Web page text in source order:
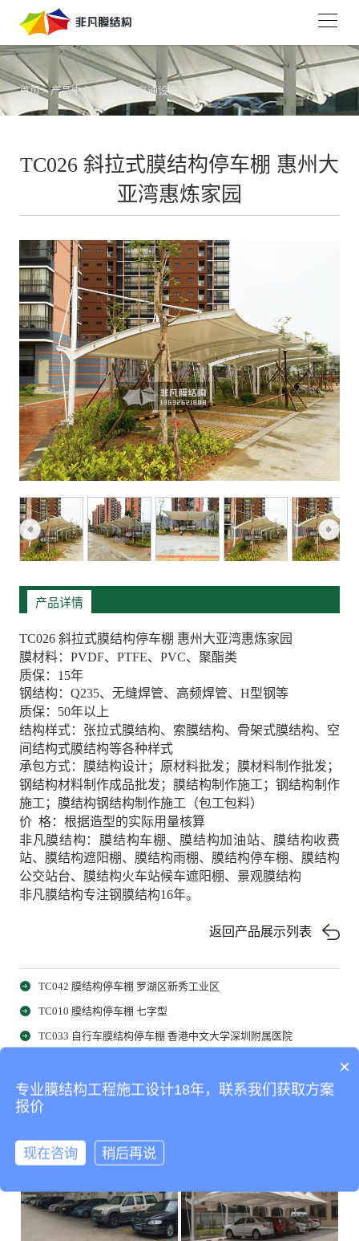
首页>产品中心 停车棚/交通设施膜结构
TC026 斜拉式膜结构停车棚 惠州大
亚湾惠炼家园
产品详情
TC026 斜拉式膜结构停车棚 惠州大亚湾惠炼家园
膜材料：PVDF、PTFE、PVC、聚酯类
质保：15年
钢结构：Q235、无缝焊管、高频焊管、H型钢等
质保：50年以上
结构样式：张拉式膜结构、索膜结构、骨架式膜结构、空
间结构式膜结构等各种样式
承包方式：膜结构设计；原材料批发；膜材料制作批发；
钢结构材料制作成品批发；膜结构制作施工；钢结构制作
施工；膜结构钢结构制作施工（包工包料）
价 格：根据造型的实际用量核算
非凡膜结构：膜结构车棚、膜结构加油站、膜结构收费
站、膜结构遮阳棚、膜结构雨棚、膜结构停车棚、膜结构
公交站台、膜结构火车站候车遮阳棚、景观膜结构
非凡膜结构专注钢膜结构16年。
返回产品展示列表
TC042 膜结构停车棚 罗湖区新秀工业区
TC010 膜结构停车棚 七字型
TC033 自行车膜结构停车棚 香港中文大学深圳附属医院
相关产品
×
专业膜结构工程施工设计18年，联系我们获取方案
报价
现在咨询 稍后再说